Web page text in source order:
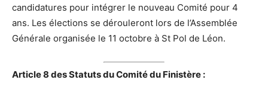
candidatures pour intégrer le nouveau Comité pour 4
ans. Les élections se dérouleront lors de l’Assemblée
Générale organisée le 11 octobre à St Pol de Léon.
Article 8 des Statuts du Comité du Finistère :